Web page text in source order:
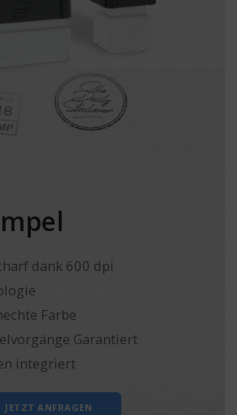
dank 600 dpi
Farbe
Garantiert
integriert
JETZT ANFRAGEN